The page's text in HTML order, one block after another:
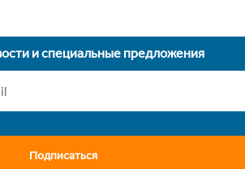
и специальные предложения
Подписаться